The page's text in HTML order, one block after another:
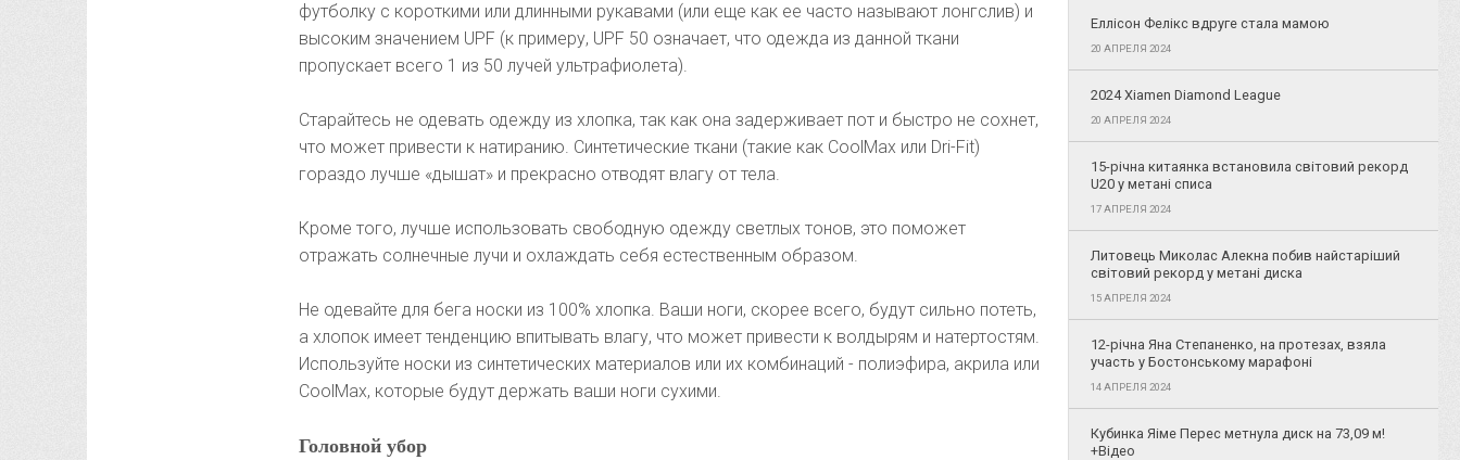
футболку с короткими или длинными рукавами (или еще как ее часто называют лонгслив) и
высоким значением UPF (к примеру, UPF 50 означает, что одежда из данной ткани
пропускает всего 1 из 50 лучей ультрафиолета).
Старайтесь не одевать одежду из хлопка, так как она задерживает пот и быстро не сохнет,
что может привести к натиранию. Синтетические ткани (такие как CoolMax или Dri-Fit)
гораздо лучше «дышат» и прекрасно отводят влагу от тела.
Кроме того, лучше использовать свободную одежду светлых тонов, это поможет
отражать солнечные лучи и охлаждать себя естественным образом.
Не одевайте для бега носки из 100% хлопка. Ваши ноги, скорее всего, будут сильно потеть,
а хлопок имеет тенденцию впитывать влагу, что может привести к волдырям и натертостям.
Используйте носки из синтетических материалов или их комбинаций - полиэфира, акрила или
CoolMax, которые будут держать ваши ноги сухими.
Головной убор
Еллісон Фелікс вдруге стала мамою
20 АПРЕЛЯ 2024
2024 Xiamen Diamond League
20 АПРЕЛЯ 2024
15-річна китаянка встановила світовий рекорд
U20 у метані списа
17 АПРЕЛЯ 2024
Литовець Миколас Алекна побив найстаріший
світовий рекорд у метані диска
15 АПРЕЛЯ 2024
12-річна Яна Степаненко, на протезах, взяла
участь у Бостонському марафоні
14 АПРЕЛЯ 2024
Кубинка Яіме Перес метнула диск на 73,09 м!
+Відео